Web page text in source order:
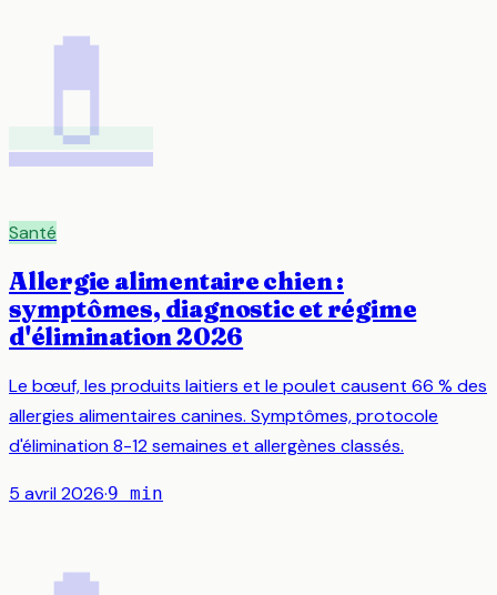
💊
Santé
Allergie alimentaire chien :
symptômes, diagnostic et régime
d'élimination 2026
Le bœuf, les produits laitiers et le poulet causent 66 % des
allergies alimentaires canines. Symptômes, protocole
d'élimination 8-12 semaines et allergènes classés.
5 avril 2026·9 min